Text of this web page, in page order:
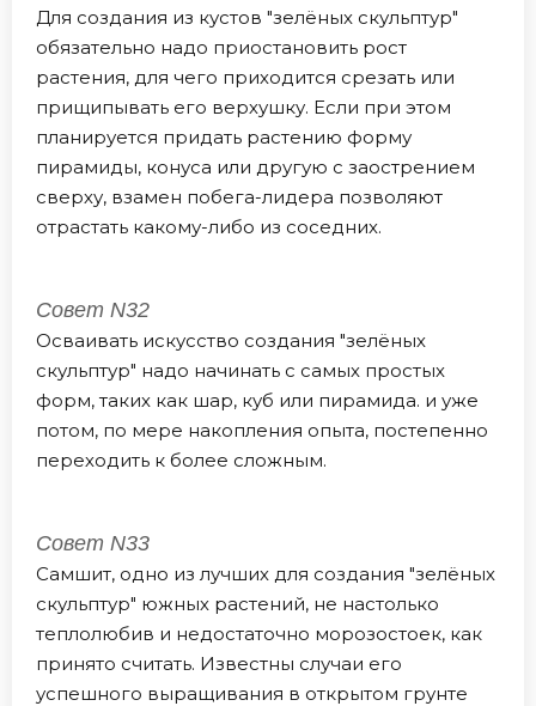
Для создания из кустов "зелёных скульптур"
обязательно надо приостановить рост
растения, для чего приходится срезать или
прищипывать его верхушку. Если при этом
планируется придать растению форму
пирамиды, конуса или другую с заострением
сверху, взамен побега-лидера позволяют
отрастать какому-либо из соседних.
Совет N32
Осваивать искусство создания "зелёных
скульптур" надо начинать с самых простых
форм, таких как шар, куб или пирамида. и уже
потом, по мере накопления опыта, постепенно
переходить к более сложным.
Совет N33
Самшит, одно из лучших для создания "зелёных
скульптур" южных растений, не настолько
теплолюбив и недостаточно морозостоек, как
принято считать. Известны случаи его
успешного выращивания в открытом грунте